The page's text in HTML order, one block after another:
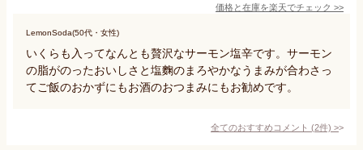
価格と在庫を楽天でチェック >>
LemonSoda(50代・女性)
いくらも入ってなんとも贅沢なサーモン塩辛です。サーモン
の脂がのったおいしさと塩麴のまろやかなうまみが合わさっ
てご飯のおかずにもお酒のおつまみにもお勧めです。
全てのおすすめコメント (2件) >